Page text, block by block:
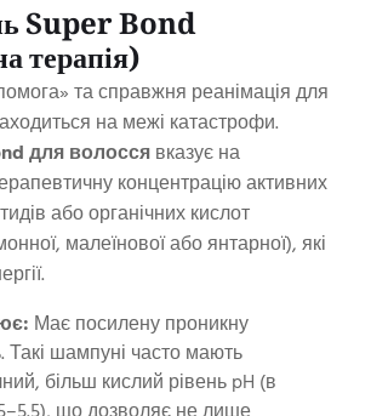
Super Bond
терапія)
та справжня реанімація для
на межі катастрофи.
для волоссявказує на
концентрацію активних
або органічних кислот
малеїнової або янтарної), які
Має посилену проникну
Такі шампуні часто мають
більш кислий рівень pH (в